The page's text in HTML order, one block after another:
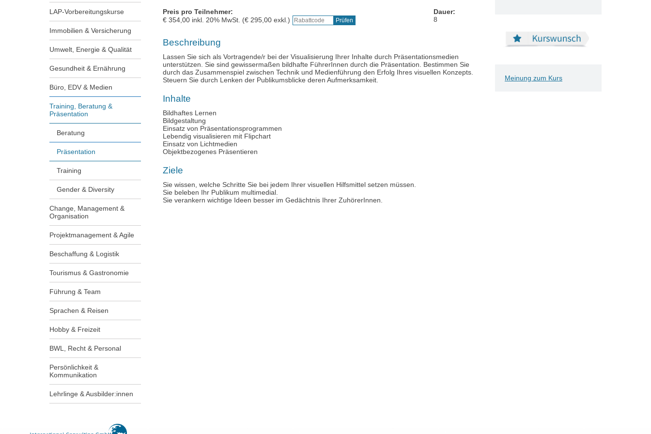
Ausbilder:innen-Masterclass
LAP-Vorbereitungskurse
Immobilien & Versicherung
Umwelt, Energie & Qualität
Gesundheit & Ernährung
Büro, EDV & Medien
Training, Beratung &
Präsentation
Beratung
Präsentation
Training
Gender & Diversity
Change, Management &
Organisation
Projektmanagement & Agile
Beschaffung & Logistik
Tourismus & Gastronomie
Führung & Team
Sprachen & Reisen
Hobby & Freizeit
BWL, Recht & Personal
Persönlichkeit &
Kommunikation
Lehrlinge & Ausbilder:innen
Meinung zum Kurs
Preis pro Teilnehmer:
€ 354,00 inkl. 20% MwSt. (€ 295,00 exkl.)
Dauer:
8
Beschreibung
Lassen Sie sich als Vortragende/r bei der Visualisierung Ihrer Inhalte durch Präsentationsmedien
unterstützen. Sie sind gewissermaßen bildhafte FührerInnen durch die Präsentation. Bestimmen Sie
durch das Zusammenspiel zwischen Technik und Medienführung den Erfolg Ihres visuellen Konzepts.
Steuern Sie durch Lenken der Publikumsblicke deren Aufmerksamkeit.
Inhalte
Bildhaftes Lernen
Bildgestaltung
Einsatz von Präsentationsprogrammen
Lebendig visualisieren mit Flipchart
Einsatz von Lichtmedien
Objektbezogenes Präsentieren
Ziele
Sie wissen, welche Schritte Sie bei jedem Ihrer visuellen Hilfsmittel setzen müssen.
Sie beleben Ihr Publikum multimedial.
Sie verankern wichtige Ideen besser im Gedächtnis Ihrer ZuhörerInnen.